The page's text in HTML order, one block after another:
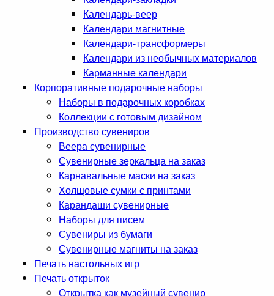
Календарь-веер
Календари магнитные
Календари-трансформеры
Календари из необычных материалов
Карманные календари
Корпоративные подарочные наборы
Наборы в подарочных коробках
Коллекции с готовым дизайном
Производство сувениров
Веера сувенирные
Сувенирные зеркальца на заказ
Карнавальные маски на заказ
Холщовые сумки с принтами
Карандаши сувенирные
Наборы для писем
Сувениры из бумаги
Сувенирные магниты на заказ
Печать настольных игр
Печать открыток
Открытка как музейный сувенир